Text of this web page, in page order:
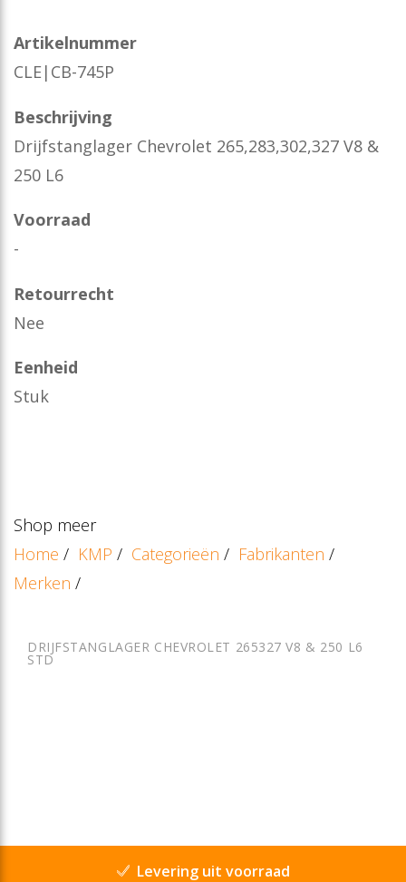
Artikelnummer
CLE|CB-745P
Beschrijving
Drijfstanglager Chevrolet 265,283,302,327 V8 &
250 L6
Voorraad
-
Retourrecht
Nee
Eenheid
Stuk
Shop meer
Home / KMP / Categorieën / Fabrikanten /
Merken /
DRIJFSTANGLAGER CHEVROLET 265327 V8 & 250 L6
STD
Levering uit voorraad